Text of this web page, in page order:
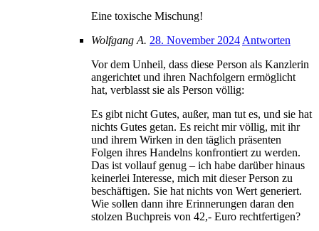
Eine toxische Mischung!
Wolfgang A. 28. November 2024 Antworten
Vor dem Unheil, dass diese Person als Kanzlerin
angerichtet und ihren Nachfolgern ermöglicht
hat, verblasst sie als Person völlig:
Es gibt nicht Gutes, außer, man tut es, und sie hat
nichts Gutes getan. Es reicht mir völlig, mit ihr
und ihrem Wirken in den täglich präsenten
Folgen ihres Handelns konfrontiert zu werden.
Das ist vollauf genug – ich habe darüber hinaus
keinerlei Interesse, mich mit dieser Person zu
beschäftigen. Sie hat nichts von Wert generiert.
Wie sollen dann ihre Erinnerungen daran den
stolzen Buchpreis von 42,- Euro rechtfertigen?